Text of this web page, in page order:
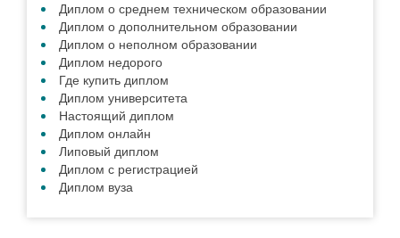
Диплом о среднем техническом образовании
Диплом о дополнительном образовании
Диплом о неполном образовании
Диплом недорого
Где купить диплом
Диплом университета
Настоящий диплом
Диплом онлайн
Липовый диплом
Диплом с регистрацией
Диплом вуза